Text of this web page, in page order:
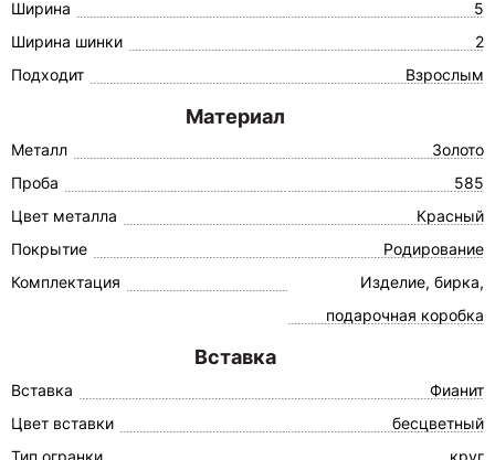
Ширина
5
Ширина шинки
2
Подходит
Взрослым
Материал
Металл
Золото
Проба
585
Цвет металла
Красный
Покрытие
Родирование
Комплектация
Изделие, бирка,
подарочная коробка
Вставка
Вставка
Фианит
Цвет вставки
бесцветный
Тип огранки
круг